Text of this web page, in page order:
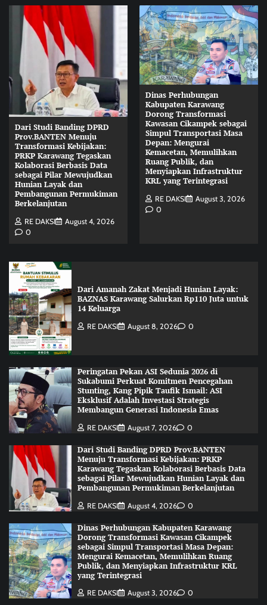
Dari Studi Banding DPRD
Prov.BANTEN Menuju
Transformasi Kebijakan:
PRKP Karawang Tegaskan
Kolaborasi Berbasis Data
sebagai Pilar Mewujudkan
Hunian Layak dan
Pembangunan Permukiman
Berkelanjutan
RE DAKSI
August 4, 2026
0
Dinas Perhubungan
Kabupaten Karawang
Dorong Transformasi
Kawasan Cikampek sebagai
Simpul Transportasi Masa
Depan: Mengurai
Kemacetan, Memulihkan
Ruang Publik, dan
Menyiapkan Infrastruktur
KRL yang Terintegrasi
RE DAKSI
August 3, 2026
0
Dari Amanah Zakat Menjadi Hunian Layak:
BAZNAS Karawang Salurkan Rp110 Juta untuk
14 Keluarga
RE DAKSI August 8, 2026 0
Peringatan Pekan ASI Sedunia 2026 di
Sukabumi Perkuat Komitmen Pencegahan
Stunting, Kang Pipik Taufik Ismail: ASI
Eksklusif Adalah Investasi Strategis
Membangun Generasi Indonesia Emas
RE DAKSI August 7, 2026 0
Dari Studi Banding DPRD Prov.BANTEN
Menuju Transformasi Kebijakan: PRKP
Karawang Tegaskan Kolaborasi Berbasis Data
sebagai Pilar Mewujudkan Hunian Layak dan
Pembangunan Permukiman Berkelanjutan
RE DAKSI August 4, 2026 0
Dinas Perhubungan Kabupaten Karawang
Dorong Transformasi Kawasan Cikampek
sebagai Simpul Transportasi Masa Depan:
Mengurai Kemacetan, Memulihkan Ruang
Publik, dan Menyiapkan Infrastruktur KRL
yang Terintegrasi
RE DAKSI August 3, 2026 0